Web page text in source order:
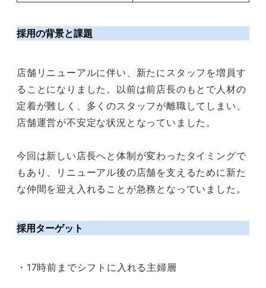
採用の背景と課題
店舗リニューアルに伴い、新たにスタッフを増員す
ることになりました。以前は前店長のもとで人材の
定着が難しく、多くのスタッフが離職してしまい、
店舗運営が不安定な状況となっていました。
今回は新しい店長へと体制が変わったタイミングで
もあり、リニューアル後の店舗を支えるために新た
な仲間を迎え入れることが急務となっていました。
採用ターゲット
・17時前までシフトに入れる主婦層